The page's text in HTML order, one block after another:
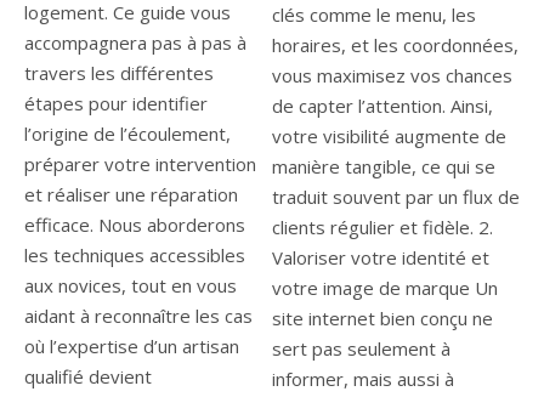
logement. Ce guide vous
accompagnera pas à pas à
travers les différentes
étapes pour identifier
l’origine de l’écoulement,
préparer votre intervention
et réaliser une réparation
efficace. Nous aborderons
les techniques accessibles
aux novices, tout en vous
aidant à reconnaître les cas
où l’expertise d’un artisan
qualifié devient
clés comme le menu, les
horaires, et les coordonnées,
vous maximisez vos chances
de capter l’attention. Ainsi,
votre visibilité augmente de
manière tangible, ce qui se
traduit souvent par un flux de
clients régulier et fidèle. 2.
Valoriser votre identité et
votre image de marque Un
site internet bien conçu ne
sert pas seulement à
informer, mais aussi à